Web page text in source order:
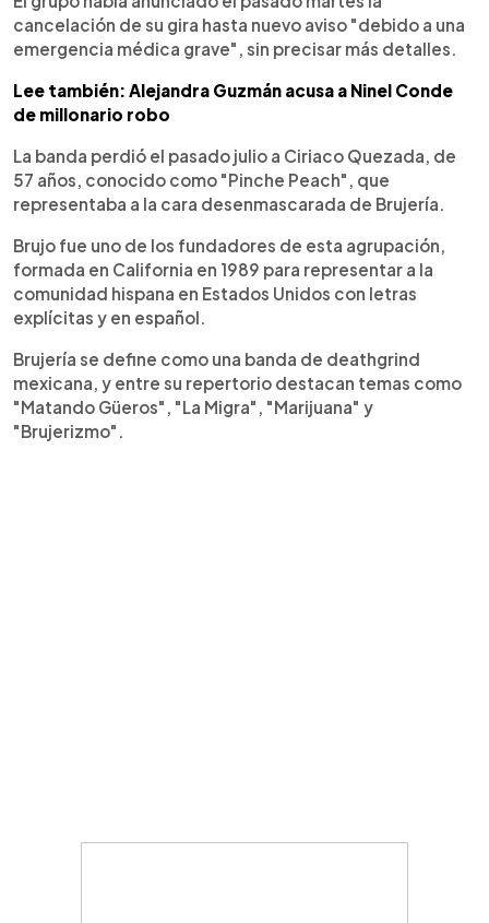
cancelación de su gira hasta nuevo aviso "debido a una
emergencia médica grave", sin precisar más detalles.
Lee también: Alejandra Guzmán acusa a Ninel Conde
de millonario robo
La banda perdió el pasado julio a Ciriaco Quezada, de
57 años, conocido como "Pinche Peach", que
representaba a la cara desenmascarada de Brujería.
Brujo fue uno de los fundadores de esta agrupación,
formada en California en 1989 para representar a la
comunidad hispana en Estados Unidos con letras
explícitas y en español.
Brujería se define como una banda de deathgrind
mexicana, y entre su repertorio destacan temas como
"Matando Güeros", "La Migra", "Marijuana" y
"Brujerizmo".